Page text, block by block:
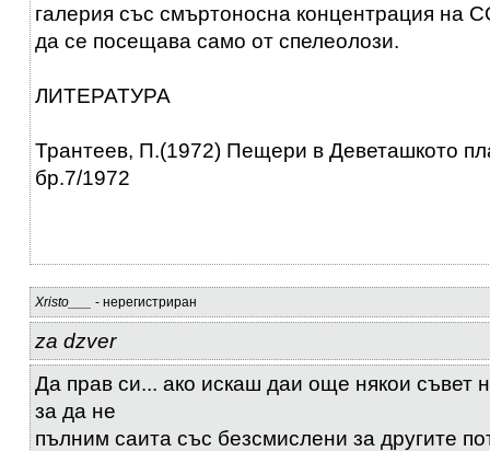
галерия със смъртоносна концентрация на
да се посещава само от спелеолози.
ЛИТЕРАТУРА
Трантеев, П.(1972) Пещери в Деветашкото
бр.7/1972
Xristo___ - нерегистриран
za dzver
Да прав си... ако искаш даи още някои съвет
за да не
пълним саита със безсмислени за другите